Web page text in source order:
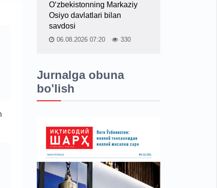
O‘zbekistonning Markaziy
Osiyo davlatlari bilan
savdosi
06.08.2026 07:20 330
Jurnalga obuna
bo'lish